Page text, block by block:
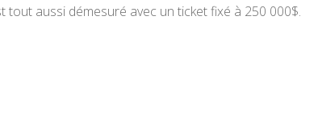
tout aussi démesuré avec un ticket fixé à 250 000$.